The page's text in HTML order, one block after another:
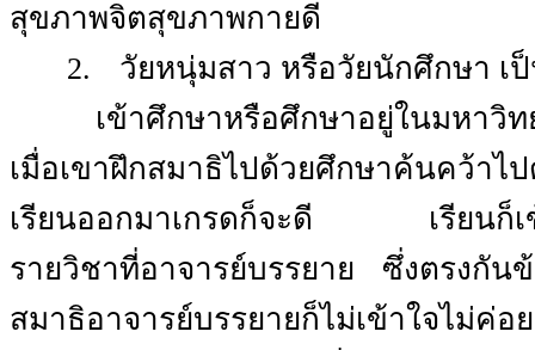
สุขภาพจิตสุขภาพกายดี
2.
วัยหนุ่มสาว หรือวัยนักศึกษา เ
เข้าศึกษาหรือศึกษาอยู่ในมหาวิท
เมื่อเขาฝึกสมาธิไปด้วยศึกษาค้นคว้าไ
เรียนออกมาเกรดก็จะดี
เรียนก็
รายวิชาที่อาจารย์บรรยาย
ซึ่งตรงกัน
สมาธิอาจารย์บรรยายก็ไม่เข้าใจไม่ค่อย